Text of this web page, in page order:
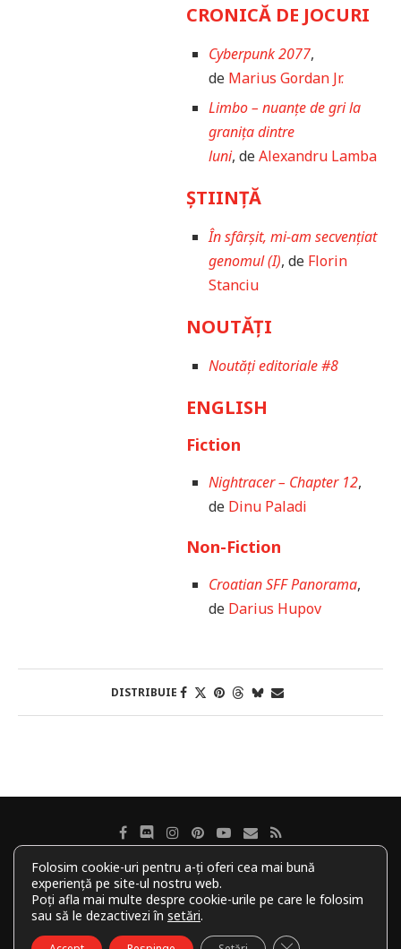
CRONICĂ DE JOCURI
Cyberpunk 2077,
de Marius Gordan Jr.
Limbo – nuanțe de gri la
granița dintre
luni, deAlexandru Lamba
ȘTIINȚĂ
În sfârșit, mi-am secvențiat
genomul (I), de Florin
Stanciu
NOUTĂȚI
Noutăți editoriale #8
ENGLISH
Fiction
Nightracer – Chapter 12,
de Dinu Paladi
Non-Fiction
Croatian SFF Panorama,
de Darius Hupov
DISTRIBUIE
Despre revistă Autorii noștri
Politica de cookie-uri
Politică de confidențialitate
Folosim cookie-uri pentru a-ți oferi cea mai bună
experiență pe site-ul nostru web.
Poți afla mai multe despre cookie-urile pe care le folosim
sau să le dezactivezi în setări.
CLOSE GDPR